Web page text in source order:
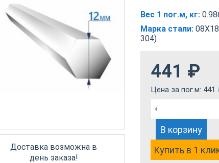
Доставка возможна в
день заказа!
Вес 1 пог.м, кг:
Марка стали:
304)
441 ₽
Цена за пог.м: 441
В корзину
Купить в 1